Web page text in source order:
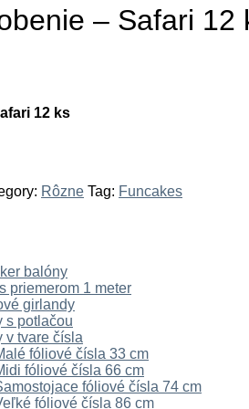
– Safari 12
12 ks
Rôzne Tag: Funcakes
balóny
priemerom 1 meter
girlandy
s potlačou
v tvare čísla
fóliové čísla 33 cm
fóliové čísla 66 cm
fóliové čísla 74 cm
fóliové čísla 86 cm